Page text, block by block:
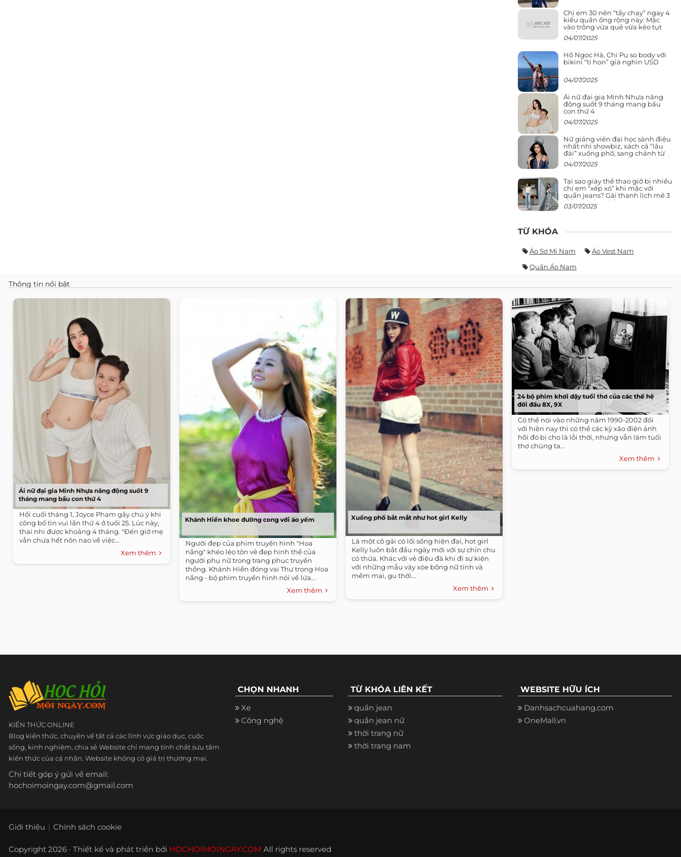
Chị em 30 nên “tẩy chay” ngay 4
kiểu quần ống rộng này: Mặc
vào trông vừa quê vừa kéo tụt
chiều cao
04/07/2025
Hồ Ngọc Hà, Chi Pu so body với
bikini “tí hon” giá nghìn USD
04/07/2025
Ái nữ đại gia Minh Nhựa năng
động suốt 9 tháng mang bầu
con thứ 4
04/07/2025
Nữ giảng viên đại học sành điệu
nhất nhì showbiz, xách cả “lâu
đài” xuống phố, sang chảnh từ
giảng đường ra phố khó ai đọ lại
04/07/2025
Tại sao giày thể thao giờ bị nhiều
chị em “xếp xó” khi mặc với
quần jeans? Gái thanh lịch mê 3
kiểu này hơn hẳn
03/07/2025
TỪ KHÓA
Áo Sơ Mi Nam
Áo Vest Nam
Quần Áo Nam
Thông tin nổi bật
Ái nữ đại gia Minh Nhựa năng động suốt 9
tháng mang bầu con thứ 4
Hồi cuối tháng 1, Joyce Phạm gây chú ý khi
công bố tin vui lần thứ 4 ở tuổi 25. Lúc này,
thai nhi được khoảng 4 tháng. "Đến giờ mẹ
vẫn chưa hết nôn nao về việc...
Xem thêm
Khánh Hiền khoe đường cong với áo yếm
Người đẹp của phim truyền hình "Hoa
nắng" khéo léo tôn vẻ đẹp hình thể của
người phụ nữ trong trang phục truyền
thống. Khánh Hiền đóng vai Thư trong Hoa
nắng - bộ phim truyền hình nói về lứa...
Xem thêm
Xuống phố bắt mắt như hot girl Kelly
Là một cô gái có lối sống hiện đại, hot girl
Kelly luôn bắt đầu ngày mới với sự chỉn chu
có thừa. Khác với vẻ điệu đà khi đi sự kiện
với những mẫu váy xòe bồng nữ tính và
mềm mại, gu thời...
Xem thêm
24 bộ phim khơi dậy tuổi thơ của các thế hệ
đời đầu 8X, 9X
Có thể nói vào những năm 1990-2002 đối
với hiện nay thì có thể các kỹ xão điện ảnh
hồi đó bị cho là lỗi thời, nhưng vẫn làm tuổi
thơ chúng ta...
Xem thêm
KIẾN THỨC ONLINE
Blog kiến thức, chuyên về tất cả các lĩnh vực giáo dục, cuộc
sống, kinh nghiệm, chia sẻ Website chỉ mang tính chất sưu tầm
kiến thức của cá nhân. Website không có giá trị thương mại.
Chi tiết góp ý gửi về email:
hochoimoingay.com@gmail.com
CHỌN NHANH
Xe
Công nghệ
TỪ KHÓA LIÊN KẾT
quần jean
quần jean nữ
thời trang nữ
thời trang nam
WEBSITE HỮU ÍCH
Danhsachcuahang.com
OneMall.vn
Giới thiệu Chính sách cookie
Copyright 2026 · Thiết kế và phát triển bởi HOCHOIMOINGAY.COM All rights reserved